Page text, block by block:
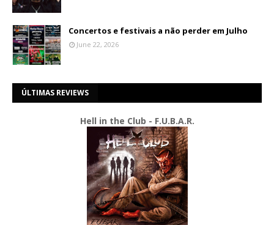
Concertos e festivais a não perder em Julho
June 22, 2026
ÚLTIMAS REVIEWS
Hell in the Club - F.U.B.A.R.